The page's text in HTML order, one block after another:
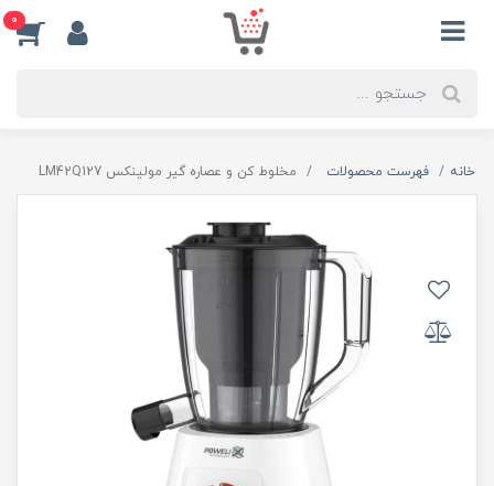
0
خانه فهرست محصولات مخلوط کن و عصاره گیر مولینکس LM42Q127